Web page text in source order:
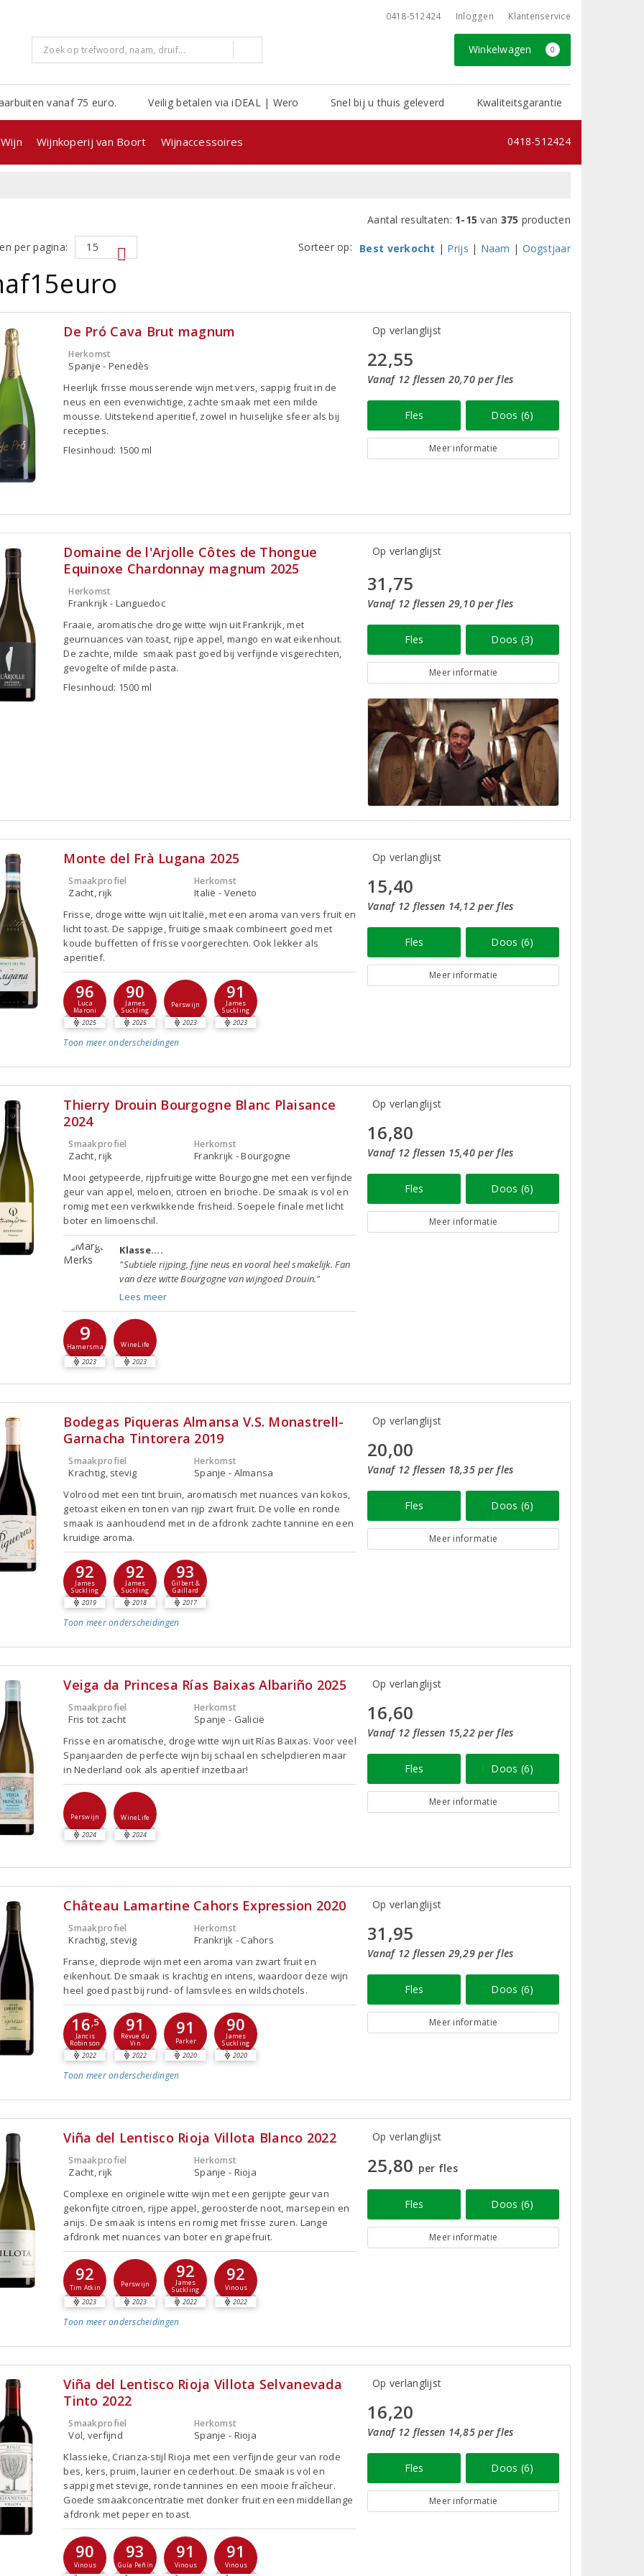
0418-512424 Inloggen Klantenservice
Winkelwagen 0
vanaf 75 euro. Veilig betalen via iDEAL | Wero Snel bij u thuis geleverd Kwaliteitsgarantie
Wijn Wijnkoperij van Boort Wijnaccessoires 0418-512424
Aantal resultaten: 1-15 van 375 producten
per pagina:
Sorteer op: Best verkocht | Prijs | Naam | Oogstjaar
De Pró Cava Brut magnum
Herkomst
Spanje - Penedès
Heerlijk frisse mousserende wijn met vers, sappig fruit in de
neus en een evenwichtige, zachte smaak met een milde
mousse. Uitstekend aperitief, zowel in huiselijke sfeer als bij
recepties.
Flesinhoud: 1500 ml
Op verlanglijst
22,55
Vanaf 12 flessen 20,70 per fles
Fles Doos (6)
Meer informatie
Domaine de l'Arjolle Côtes de Thongue
Equinoxe Chardonnay magnum 2025
Herkomst
Frankrijk - Languedoc
Fraaie, aromatische droge witte wijn uit Frankrijk, met
geurnuances van toast, rijpe appel, mango en wat eikenhout.
De zachte, milde smaak past goed bij verfijnde visgerechten,
gevogelte of milde pasta.
Flesinhoud: 1500 ml
Op verlanglijst
31,75
Vanaf 12 flessen 29,10 per fles
Fles Doos (3)
Meer informatie
Monte del Frà Lugana 2025
Smaakprofiel
Zacht, rijk
Herkomst
Italië - Veneto
Frisse, droge witte wijn uit Italië, met een aroma van vers fruit en
licht toast. De sappige, fruitige smaak combineert goed met
koude buffetten of frisse voorgerechten. Ook lekker als
aperitief.
96
Luca
Maroni
2025
90
James
Suckling
2025
Perswijn
2023
91
James
Suckling
2023
Toon meeronderscheidingen
Op verlanglijst
15,40
Vanaf 12 flessen 14,12 per fles
Fles Doos (6)
Meer informatie
Thierry Drouin Bourgogne Blanc Plaisance
2024
Smaakprofiel
Zacht, rijk
Herkomst
Frankrijk - Bourgogne
Mooi getypeerde, rijpfruitige witte Bourgogne met een verfijnde
geur van appel, meloen, citroen en brioche. De smaak is vol en
romig met een verkwikkende frisheid. Soepele finale met licht
boter en limoenschil.
Klasse....
"Subtiele rijping, fijne neus en vooral heel smakelijk. Fan
van deze witte Bourgogne van wijngoed Drouin."
Lees meer
9
Hamersma
2023
WineLife
2023
Op verlanglijst
16,80
Vanaf 12 flessen 15,40 per fles
Fles Doos (6)
Meer informatie
Bodegas Piqueras Almansa V.S. Monastrell-
Garnacha Tintorera 2019
Smaakprofiel
Krachtig, stevig
Herkomst
Spanje - Almansa
Volrood met een tint bruin, aromatisch met nuances van kokos,
getoast eiken en tonen van rijp zwart fruit. De volle en ronde
smaak is aanhoudend met in de afdronk zachte tannine en een
kruidige aroma.
92
James
Suckling
2019
92
James
Suckling
2018
93
Gilbert &
Gaillard
2017
Toon meeronderscheidingen
Op verlanglijst
20,00
Vanaf 12 flessen 18,35 per fles
Fles Doos (6)
Meer informatie
Veiga da Princesa Rías Baixas Albariño 2025
Smaakprofiel
Fris tot zacht
Herkomst
Spanje - Galicië
Frisse en aromatische, droge witte wijn uit Rías Baixas. Voor veel
Spanjaarden de perfecte wijn bij schaal en schelpdieren maar
in Nederland ook als aperitief inzetbaar!
Perswijn
2024
WineLife
2024
Op verlanglijst
16,60
Vanaf 12 flessen 15,22 per fles
Fles Doos (6)
Meer informatie
Château Lamartine Cahors Expression 2020
Smaakprofiel
Krachtig, stevig
Herkomst
Frankrijk - Cahors
Franse, dieprode wijn met een aroma van zwart fruit en
eikenhout. De smaak is krachtig en intens, waardoor deze wijn
heel goed past bij rund- of lamsvlees en wildschotels.
16,5
Jancis
Robinson
2022
91
Revue du
Vin
2022
91
Parker
2020
90
James
Suckling
2020
Toon meeronderscheidingen
Op verlanglijst
31,95
Vanaf 12 flessen 29,29 per fles
Fles Doos (6)
Meer informatie
Viña del Lentisco Rioja Villota Blanco 2022
Smaakprofiel
Zacht, rijk
Herkomst
Spanje - Rioja
Complexe en originele witte wijn met een gerijpte geur van
gekonfijte citroen, rijpe appel, geroosterde noot, marsepein en
anijs. De smaak is intens en romig met frisse zuren. Lange
afdronk met nuances van boter en grapefruit.
92
Tim Atkin
2023
Perswijn
2023
92
James
Suckling
2022
92
Vinous
2022
Toon meeronderscheidingen
Op verlanglijst
25,80 per fles
Fles Doos (6)
Meer informatie
Viña del Lentisco Rioja Villota Selvanevada
Tinto 2022
Smaakprofiel
Vol, verfijnd
Herkomst
Spanje - Rioja
Klassieke, Crianza-stijl Rioja met een verfijnde geur van rode
bes, kers, pruim, laurier en cederhout. De smaak is vol en
sappig met stevige, ronde tannines en een mooie fraîcheur.
Goede smaakconcentratie met donker fruit en een middellange
afdronk met peper en toast.
90
Vinous
93
Guía Peñín
91
Vinous
91
Vinous
Op verlanglijst
16,20
Vanaf 12 flessen 14,85 per fles
Fles Doos (6)
Meer informatie